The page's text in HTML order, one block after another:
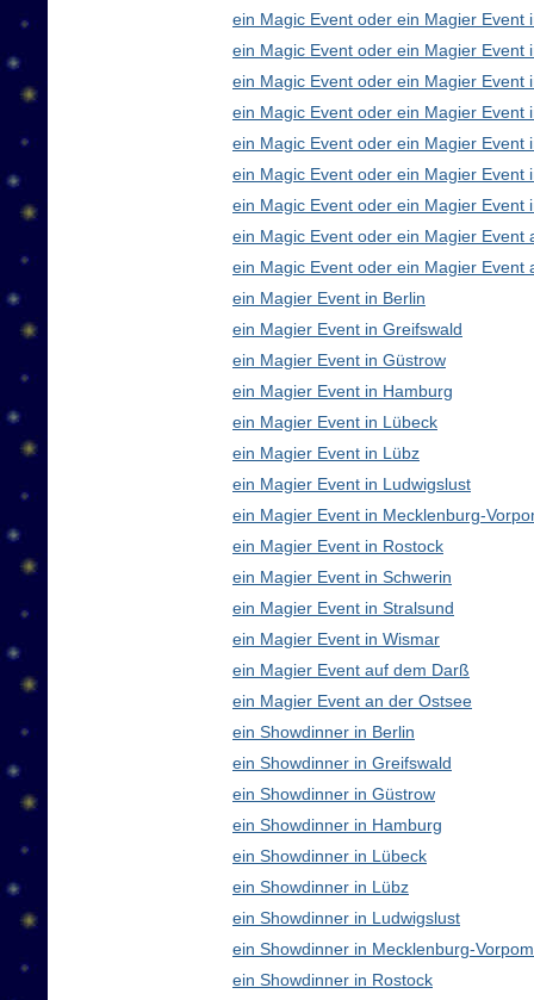
ein Magic Event oder ein Magier Event
ein Magic Event oder ein Magier Event
ein Magic Event oder ein Magier Event
ein Magic Event oder ein Magier Event
ein Magic Event oder ein Magier Event
ein Magic Event oder ein Magier Event
ein Magic Event oder ein Magier Event
ein Magic Event oder ein Magier Event
ein Magic Event oder ein Magier Event
ein Magier Event in Berlin
ein Magier Event in Greifswald
ein Magier Event in Güstrow
ein Magier Event in Hamburg
ein Magier Event in Lübeck
ein Magier Event in Lübz
ein Magier Event in Ludwigslust
ein Magier Event in Mecklenburg-
ein Magier Event in Rostock
ein Magier Event in Schwerin
ein Magier Event in Stralsund
ein Magier Event in Wismar
ein Magier Event auf dem Darß
ein Magier Event an der Ostsee
ein Showdinner in Berlin
ein Showdinner in Greifswald
ein Showdinner in Güstrow
ein Showdinner in Hamburg
ein Showdinner in Lübeck
ein Showdinner in Lübz
ein Showdinner in Ludwigslust
ein Showdinner in Mecklenburg-
ein Showdinner in Rostock